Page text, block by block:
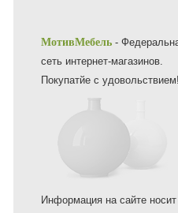
МотивМебель -
сеть интернет-магазинов.
Покупатйе с удовольствием!
Информация на сайте